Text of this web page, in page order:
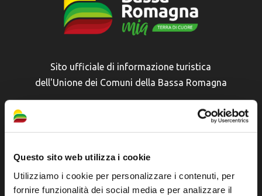
Questo sito web utilizza i cookie
Utilizziamo i cookie per personalizzare i contenuti, per
fornire funzionalità dei social media e per analizzare il
Sito ufficiale di informazione turistica
dell'Unione dei Comuni della Bassa Romagna
turismo@unione.labassaromagna.it
P.IVA e Cod. Fiscale 02291370399